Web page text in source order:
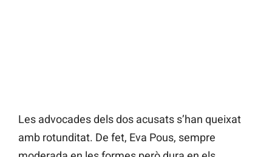
Les advocades dels dos acusats s’han queixat
amb rotunditat. De fet, Eva Pous, sempre